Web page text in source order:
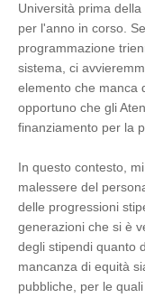
Università prima
per l'anno in corso.
programmazione
sistema, ci
elemento che manca
opportuno che gli
finanziamento per la
In questo contesto,
malessere del
delle progressioni
generazioni che si è
degli stipendi quanto
mancanza di equità
pubbliche, per le